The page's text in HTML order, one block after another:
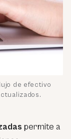
de efectivo
permite a